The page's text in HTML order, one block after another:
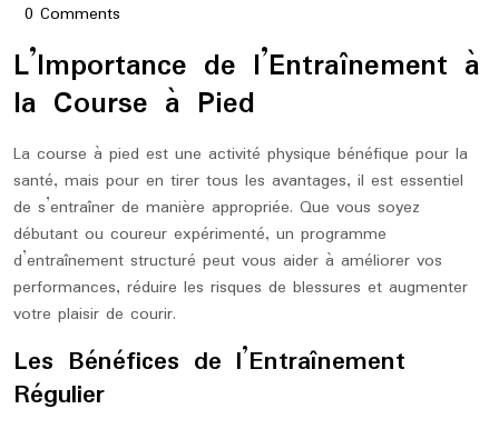
0 Comments
L’Importance de l’Entraînement à
la Course à Pied
La course à pied est une activité physique bénéfique pour la
santé, mais pour en tirer tous les avantages, il est essentiel
de s’entraîner de manière appropriée. Que vous soyez
débutant ou coureur expérimenté, un programme
d’entraînement structuré peut vous aider à améliorer vos
performances, réduire les risques de blessures et augmenter
votre plaisir de courir.
Les Bénéfices de l’Entraînement
Régulier